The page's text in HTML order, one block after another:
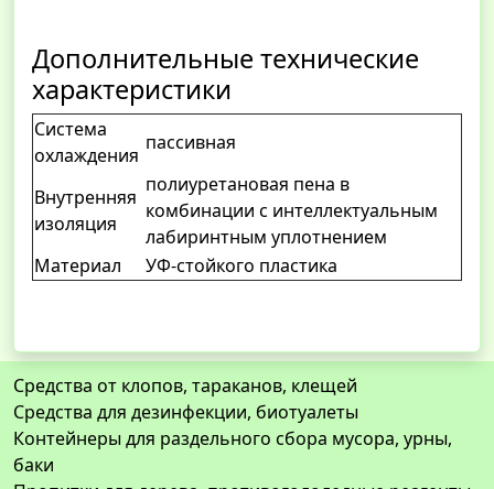
Дополнительные технические
характеристики
Система
охлаждения
пассивная
Внутренняя
изоляция
полиуретановая пена в
комбинации с интеллектуальным
лабиринтным уплотнением
Материал
УФ-стойкого пластика
Средства от клопов, тараканов, клещей
Средства для дезинфекции, биотуалеты
Контейнеры для раздельного сбора мусора, урны,
баки